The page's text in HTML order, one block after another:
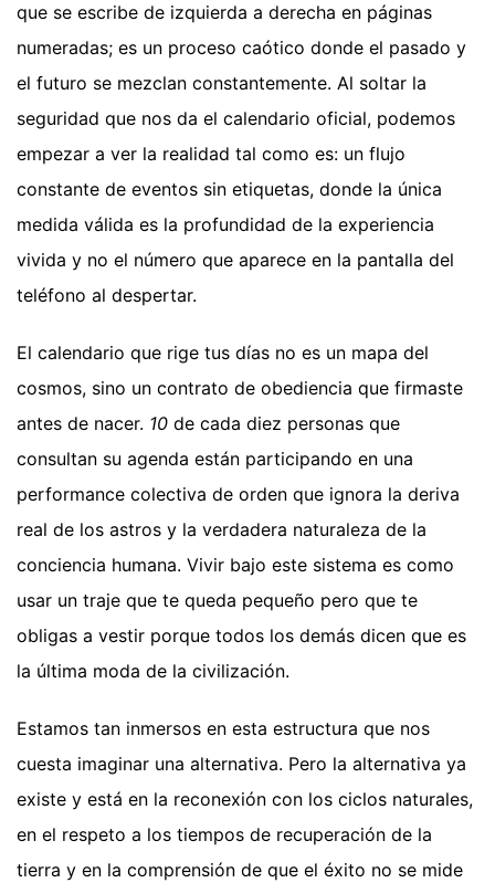
que se escribe de izquierda a derecha en páginas
numeradas; es un proceso caótico donde el pasado y
el futuro se mezclan constantemente. Al soltar la
seguridad que nos da el calendario oficial, podemos
empezar a ver la realidad tal como es: un flujo
constante de eventos sin etiquetas, donde la única
medida válida es la profundidad de la experiencia
vivida y no el número que aparece en la pantalla del
teléfono al despertar.
El calendario que rige tus días no es un mapa del
cosmos, sino un contrato de obediencia que firmaste
antes de nacer. 10 de cada diez personas que
consultan su agenda están participando en una
performance colectiva de orden que ignora la deriva
real de los astros y la verdadera naturaleza de la
conciencia humana. Vivir bajo este sistema es como
usar un traje que te queda pequeño pero que te
obligas a vestir porque todos los demás dicen que es
la última moda de la civilización.
Estamos tan inmersos en esta estructura que nos
cuesta imaginar una alternativa. Pero la alternativa ya
existe y está en la reconexión con los ciclos naturales,
en el respeto a los tiempos de recuperación de la
tierra y en la comprensión de que el éxito no se mide